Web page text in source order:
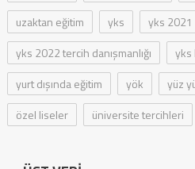
uzaktan eğitim
yks yks 2021
yks 2022 tercih danışmanlığı
yks
yurt dışında eğitim
yök yüz
özel liseler
üniversite tercihleri